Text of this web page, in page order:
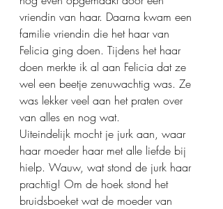
vriendin van haar. Daarna kwam een
familie vriendin die het haar van
Felicia ging doen. Tijdens het haar
doen merkte ik al aan Felicia dat ze
wel een beetje zenuwachtig was. Ze
was lekker veel aan het praten over
van alles en nog wat.
Uiteindelijk mocht je jurk aan, waar
haar moeder haar met alle liefde bij
hielp. Wauw, wat stond de jurk haar
prachtig! Om de hoek stond het
bruidsboeket wat de moeder van